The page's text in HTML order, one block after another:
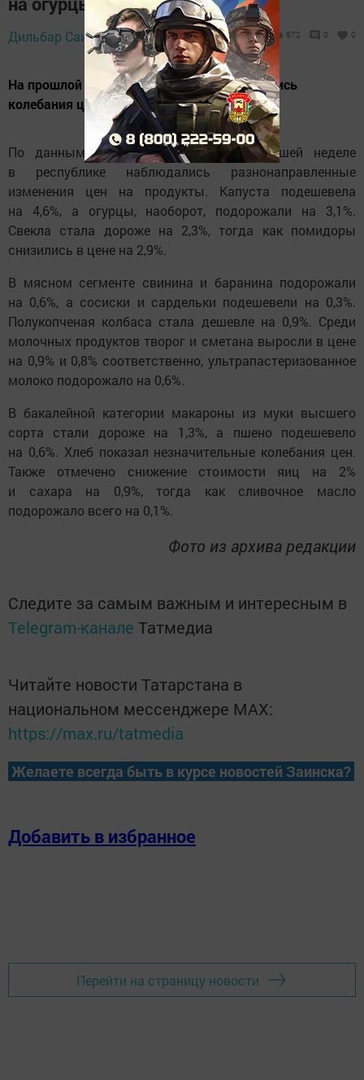
Дильбар Саитова, 4 июля 2025 - 18:23 872 0 0
На прошлой неделе в Татарстане наблюдались
колебания цен на продукты.
По данным Татарстанстата, на прошедшей неделе
в республике наблюдались разнонаправленные
изменения цен на продукты. Капуста подешевела
на 4,6%, а огурцы, наоборот, подорожали на 3,1%.
Свекла стала дороже на 2,3%, тогда как помидоры
снизились в цене на 2,9%.
В мясном сегменте свинина и баранина подорожали
на 0,6%, а сосиски и сардельки подешевели на 0,3%.
Полукопченая колбаса стала дешевле на 0,9%. Среди
молочных продуктов творог и сметана выросли в цене
на 0,9% и 0,8% соответственно, ультрапастеризованное
молоко подорожало на 0,6%.
В бакалейной категории макароны из муки высшего
сорта стали дороже на 1,3%, а пшено подешевело
на 0,6%. Хлеб показал незначительные колебания цен.
Также отмечено снижение стоимости яиц на 2%
и сахара на 0,9%, тогда как сливочное масло
подорожало всего на 0,1%.
Фото из архива редакции
Следите за самым важным и интересным в
Telegram-канале Татмедиа
Читайте новости Татарстана в
национальном мессенджере MАХ:
https://max.ru/tatmedia
Желаете всегда быть в курсе новостей Заинска?
Добавить в избранное
Перейти на страницу новости